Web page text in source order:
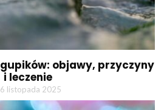
objawy, przyczyny
i leczenie
listopada 2025